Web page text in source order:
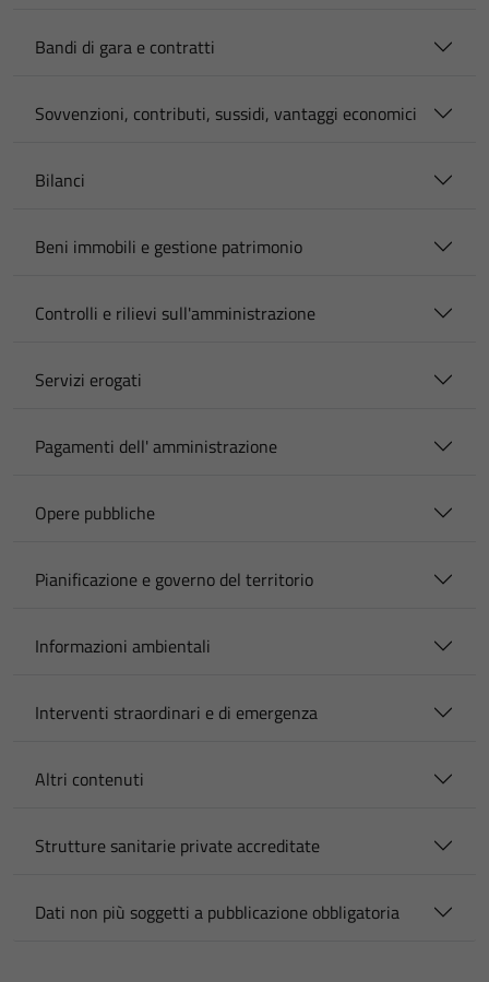
Bandi di gara e contratti
Sovvenzioni, contributi, sussidi, vantaggi economici
Bilanci
Beni immobili e gestione patrimonio
Controlli e rilievi sull'amministrazione
Servizi erogati
Pagamenti dell' amministrazione
Opere pubbliche
Pianificazione e governo del territorio
Informazioni ambientali
Interventi straordinari e di emergenza
Altri contenuti
Strutture sanitarie private accreditate
Dati non più soggetti a pubblicazione obbligatoria